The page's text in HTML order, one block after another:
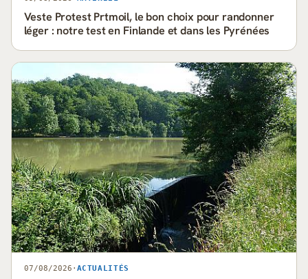
Veste Protest Prtmoil, le bon choix pour randonner
léger : notre test en Finlande et dans les Pyrénées
07/08/2026 · ACTUALITÉS